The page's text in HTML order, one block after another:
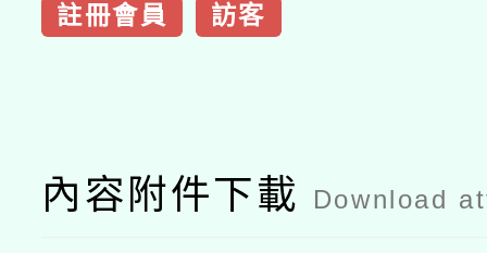
註冊會員 訪客
內容附件下載 Download